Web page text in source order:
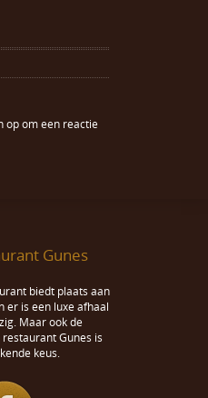
opom een reactie
Gunes
biedt plaats aan
er is een luxe afhaal
Maar ook de
Gunes is
keus.